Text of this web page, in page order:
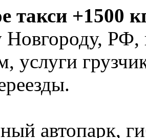
такси +1500
РФ,
услуги
автопарк,